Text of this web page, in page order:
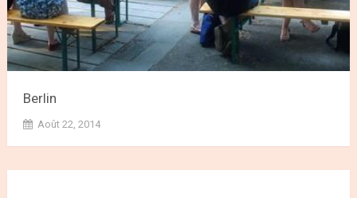
Berlin
Août 22, 2014